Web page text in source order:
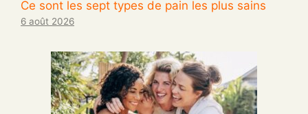
Ce sont les sept types de pain les plus sains
6 août 2026